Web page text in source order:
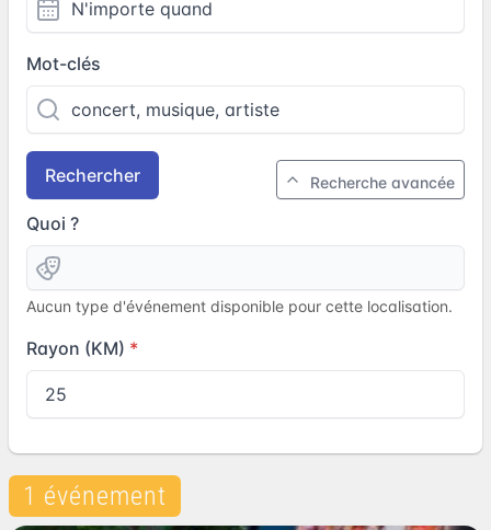
Mot-clés
Rechercher Recherche avancée
Quoi ?
Aucun type d'événement disponible pour cette localisation.
Rayon (KM)
1 événement